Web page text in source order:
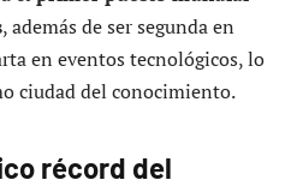
, además de ser segunda en
en eventos tecnológicos, lo
ciudad del conocimiento.
récord del